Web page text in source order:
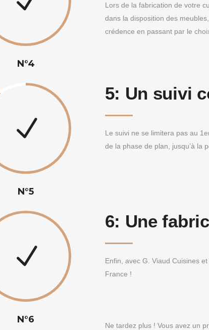
N°4
Lors de la fabrication de votre
dans la disposition des
crédence en passant par le
N°5
5: Un suivi
Le suivi ne se limitera pas au
de la phase de plan, jusqu’à la
N°6
6: Une
Enfin, avec G. Viaud Cuisines
France !
Ne tardez plus ! Vous avez un